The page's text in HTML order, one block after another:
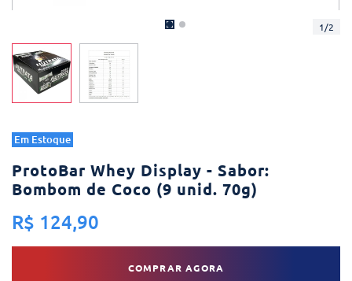
1/2
Em Estoque
ProtoBar Whey Display - Sabor:
Bombom de Coco (9 unid. 70g)
R$ 124,90
COMPRAR AGORA